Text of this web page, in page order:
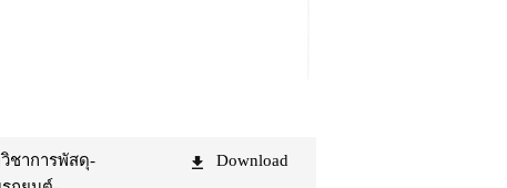
ชาการพัสดุ-
Download